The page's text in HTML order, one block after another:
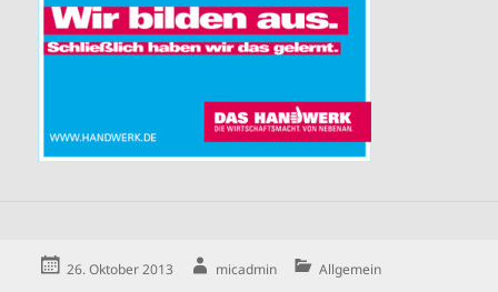
Posted
26. Oktober 2013 Author
micadmin Categories
Allgemein